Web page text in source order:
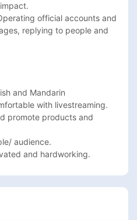
official accounts and
replying to people and
and Mandarin
with livestreaming.
promote products and
audience.
and hardworking.